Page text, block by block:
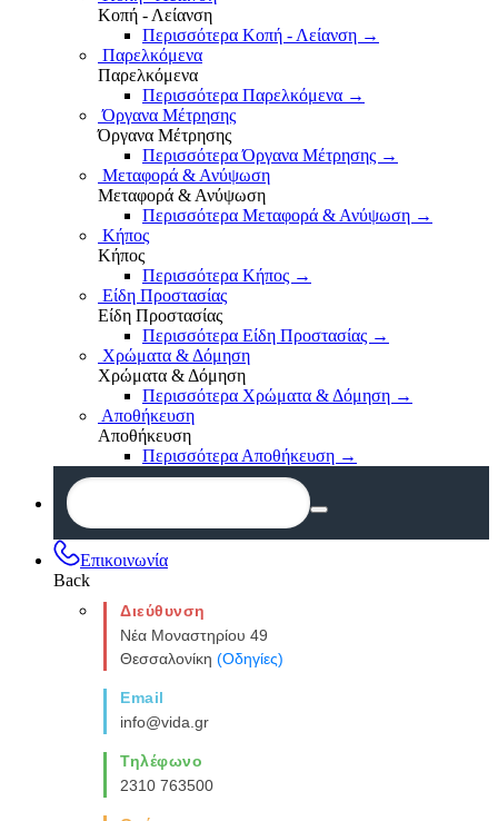
Κοπή - Λείανση
Περισσότερα Κοπή - Λείανση →
Παρελκόμενα
Παρελκόμενα
Περισσότερα Παρελκόμενα →
Όργανα Μέτρησης
Όργανα Μέτρησης
Περισσότερα Όργανα Μέτρησης →
Μεταφορά & Ανύψωση
Μεταφορά & Ανύψωση
Περισσότερα Μεταφορά & Ανύψωση →
Κήπος
Κήπος
Περισσότερα Κήπος →
Είδη Προστασίας
Είδη Προστασίας
Περισσότερα Είδη Προστασίας →
Χρώματα & Δόμηση
Χρώματα & Δόμηση
Περισσότερα Χρώματα & Δόμηση →
Αποθήκευση
Αποθήκευση
Περισσότερα Αποθήκευση →
Επικοινωνία
Back
Διεύθυνση
Νέα Μοναστηρίου 49
Θεσσαλονίκη (Οδηγίες)
Email
info@vida.gr
Τηλέφωνο
2310 763500